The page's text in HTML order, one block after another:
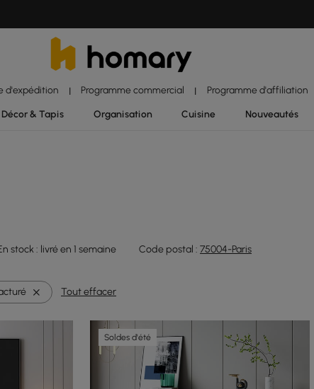
d'expédition | Programme commercial | Programme d'affiliation
Décor & Tapis Organisation Cuisine Nouveautés
stock : livré en 1 semaine Code postal : 75004-Paris
Tout effacer
Soldes d'été